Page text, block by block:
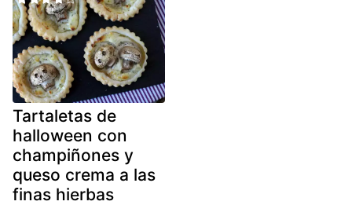
Tartaletas de
halloween con
champiñones y
queso crema a las
finas hierbas